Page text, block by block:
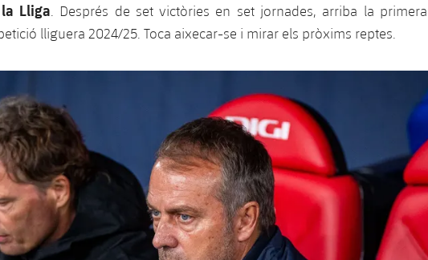
Lliga. Després de set victòries en set jornades, arriba la primera
lliguera 2024/25. Toca aixecar-se i mirar els pròxims reptes.